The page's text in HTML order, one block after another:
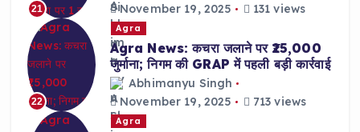
21
November 19, 2025
131 views
22
Agra
Agra News: कचरा जलाने पर ₹25,000
जुर्माना; निगम की GRAP में पहली बड़ी कार्रवाई
Abhimanyu Singh
November 19, 2025
713 views
Agra